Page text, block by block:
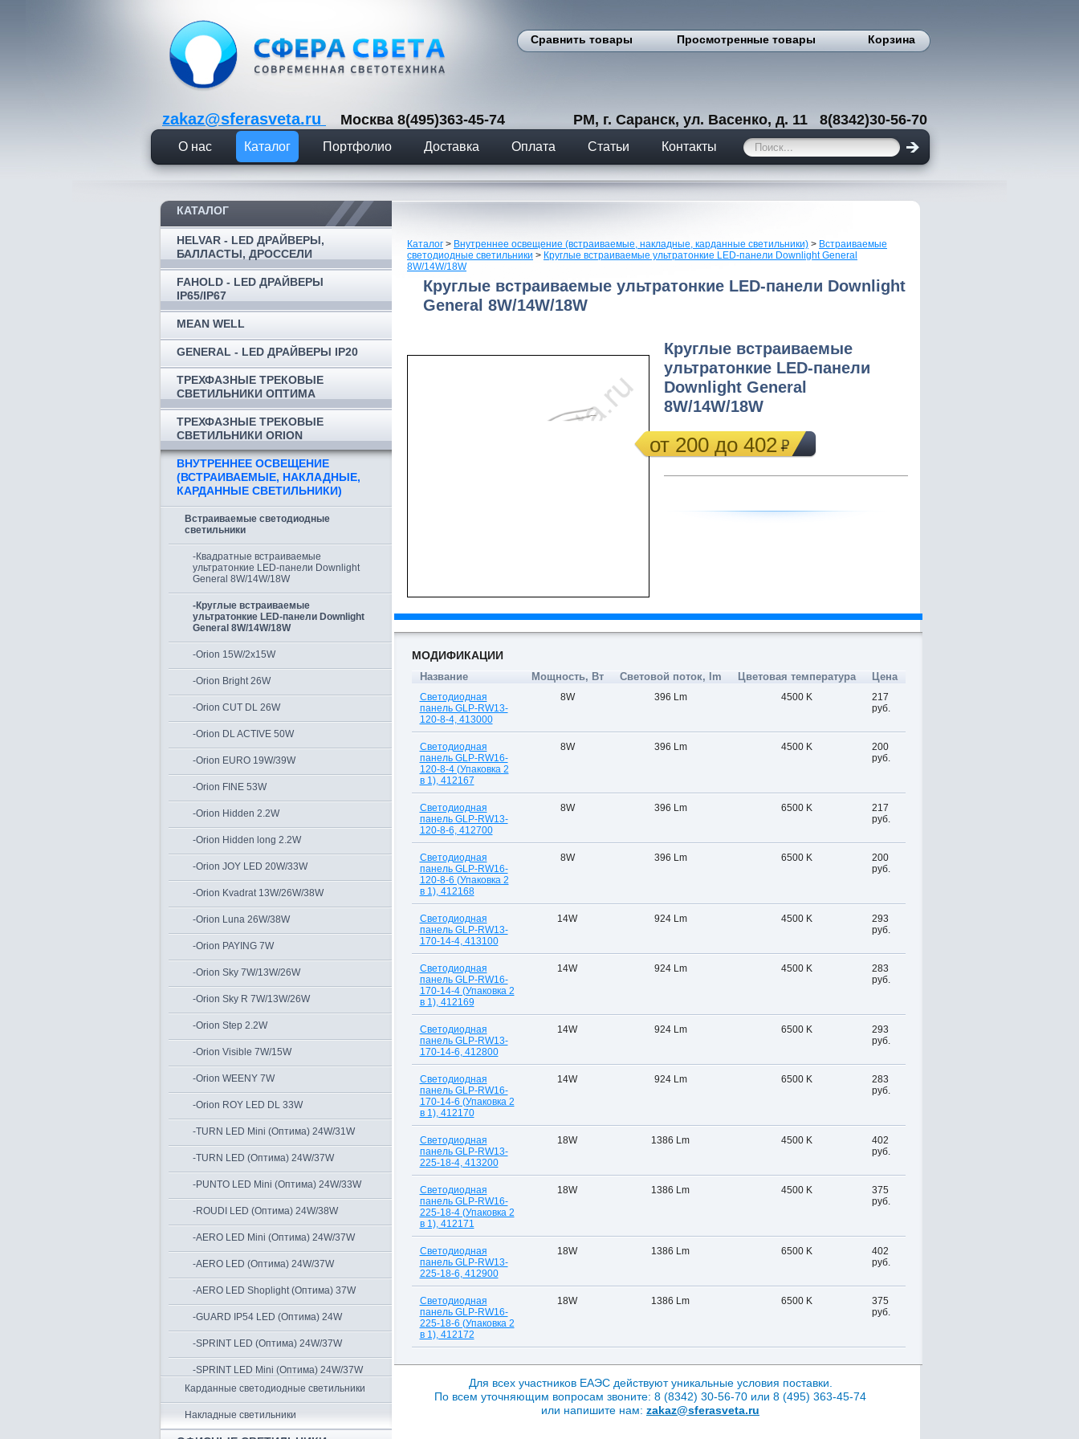
Сравнить товары Просмотренные товары Корзина
zakaz@sferasveta.ru Москва 8(495)363-45-74 РМ, г. Саранск, ул. Васенко, д. 11 8(8342)30-56-70
О нас Каталог Портфолио Доставка Оплата Статьи Контакты
КАТАЛОГ
HELVAR - LED ДРАЙВЕРЫ,
БАЛЛАСТЫ, ДРОССЕЛИ
FAHOLD - LED ДРАЙВЕРЫ
IP65/IP67
MEAN WELL
GENERAL - LED ДРАЙВЕРЫ IP20
ТРЕХФАЗНЫЕ ТРЕКОВЫЕ
СВЕТИЛЬНИКИ ОПТИМА
ТРЕХФАЗНЫЕ ТРЕКОВЫЕ
СВЕТИЛЬНИКИ ORION
ВНУТРЕННЕЕ ОСВЕЩЕНИЕ
(ВСТРАИВАЕМЫЕ, НАКЛАДНЫЕ,
КАРДАННЫЕ СВЕТИЛЬНИКИ)
Встраиваемые светодиодные
светильники
-Квадратные встраиваемые
ультратонкие LED-панели Downlight
General 8W/14W/18W
-Круглые встраиваемые
ультратонкие LED-панели Downlight
General 8W/14W/18W
-Orion 15W/2x15W
-Orion Bright 26W
-Orion CUT DL 26W
-Orion DL ACTIVE 50W
-Orion EURO 19W/39W
-Orion FINE 53W
-Orion Hidden 2.2W
-Orion Hidden long 2.2W
-Orion JOY LED 20W/33W
-Orion Kvadrat 13W/26W/38W
-Orion Luna 26W/38W
-Orion PAYING 7W
-Orion Sky 7W/13W/26W
-Orion Sky R 7W/13W/26W
-Orion Step 2.2W
-Orion Visible 7W/15W
-Orion WEENY 7W
-Orion ROY LED DL 33W
-TURN LED Mini (Оптима) 24W/31W
-TURN LED (Оптима) 24W/37W
-PUNTO LED Mini (Оптима) 24W/33W
-ROUDI LED (Оптима) 24W/38W
-AERO LED Mini (Оптима) 24W/37W
-AERO LED (Оптима) 24W/37W
-AERO LED Shoplight (Оптима) 37W
-GUARD IP54 LED (Оптима) 24W
-SPRINT LED (Оптима) 24W/37W
-SPRINT LED Mini (Оптима) 24W/37W
Карданные светодиодные светильники
Накладные светильники
Каталог > Внутреннее освещение (встраиваемые, накладные, карданные светильники) > Встраиваемые
светодиодные светильники > Круглые встраиваемые ультратонкие LED-панели Downlight General
8W/14W/18W
Круглые встраиваемые ультратонкие LED-панели Downlight
General 8W/14W/18W
Круглые встраиваемые
ультратонкие LED-панели
Downlight General
8W/14W/18W
от 200 до 402
МОДИФИКАЦИИ
Название Мощность, Вт Световой поток, lm Цветовая температура Цена
Светодиодная
панель GLP-RW13-
120-8-4, 413000
8W 396 Lm 4500 K
217
руб.
Светодиодная
панель GLP-RW16-
120-8-4 (Упаковка 2
в 1), 412167
8W 396 Lm 4500 K
200
руб.
Светодиодная
панель GLP-RW13-
120-8-6, 412700
8W 396 Lm 6500 K
217
руб.
Светодиодная
панель GLP-RW16-
120-8-6 (Упаковка 2
в 1), 412168
8W 396 Lm 6500 K
200
руб.
Светодиодная
панель GLP-RW13-
170-14-4, 413100
14W 924 Lm 4500 K
293
руб.
Светодиодная
панель GLP-RW16-
170-14-4 (Упаковка 2
в 1), 412169
14W 924 Lm 4500 K
283
руб.
Светодиодная
панель GLP-RW13-
170-14-6, 412800
14W 924 Lm 6500 K
293
руб.
Светодиодная
панель GLP-RW16-
170-14-6 (Упаковка 2
в 1), 412170
14W 924 Lm 6500 K
283
руб.
Светодиодная
панель GLP-RW13-
225-18-4, 413200
18W 1386 Lm 4500 K
402
руб.
Светодиодная
панель GLP-RW16-
225-18-4 (Упаковка 2
в 1), 412171
18W 1386 Lm 4500 K
375
руб.
Светодиодная
панель GLP-RW13-
225-18-6, 412900
18W 1386 Lm 6500 K
402
руб.
Светодиодная
панель GLP-RW16-
225-18-6 (Упаковка 2
в 1), 412172
18W 1386 Lm 6500 K
375
руб.
Для всех участников ЕАЭС действуют уникальные условия поставки.
По всем уточняющим вопросам звоните: 8 (8342) 30-56-70 или 8 (495) 363-45-74
или напишите нам: zakaz@sferasveta.ru